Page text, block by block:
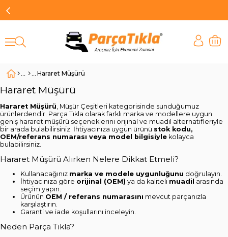
Hararet Müşürü
Hararet Müşürü
Hararet Müşürü , Müşür Çeşitleri kategorisinde sunduğumuz
ürünlerdendir. Parça Tıkla olarak farklı marka ve modellere uygun
geniş hararet müşürü seçeneklerini orijinal ve muadil alternatifleriyle
bir arada bulabilirsiniz. İhtiyacınıza uygun ürünü stok kodu,
OEM/referans numarası veya model bilgisiyle kolayca
bulabilirsiniz.
Hararet Müşürü Alırken Nelere Dikkat Etmeli?
Kullanacağınız marka ve modele uygunluğunu doğrulayın.
İhtiyacınıza göre orijinal (OEM) ya da kaliteli muadil arasında
seçim yapın.
Ürünün OEM / referans numarasını mevcut parçanızla
karşılaştırın.
Garanti ve iade koşullarını inceleyin.
Neden Parça Tıkla?